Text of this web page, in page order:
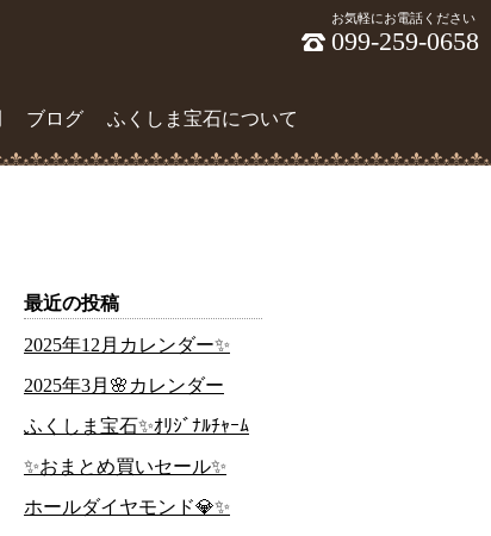
ブログ ふくしま宝石について
お気軽にお電話ください
099-259-0658
最近の投稿
2025年12月カレンダー✨
2025年3月🌸カレンダー
ふくしま宝石✨ｵﾘｼﾞﾅﾙﾁｬｰﾑ
✨おまとめ買いセール✨
ホールダイヤモンド💎✨